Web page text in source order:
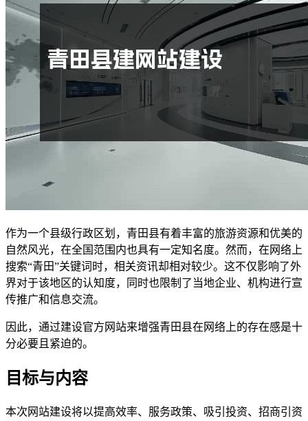
作为一个县级行政区划，青田县有着丰富的旅游资源和优美的
自然风光，在全国范围内也具有一定知名度。然而，在网络上
搜索“青田”关键词时，相关资讯却相对较少。这不仅影响了外
界对于该地区的认知度，同时也限制了当地企业、机构进行宣
传推广和信息交流。
因此，通过建设官方网站来增强青田县在网络上的存在感是十
分必要且紧迫的。
目标与内容
本次网站建设将以提高效率、服务政策、吸引投资、招商引资